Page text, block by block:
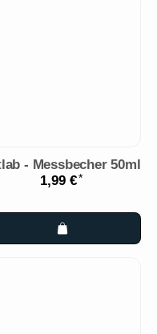
- Messbecher 50ml
1,99 €*